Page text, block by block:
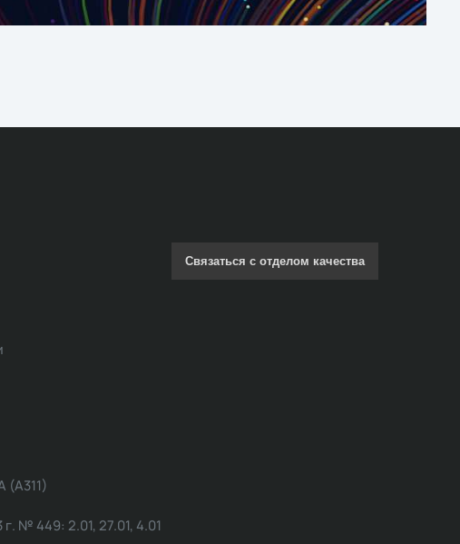
Связаться с отделом качества
(А311)
№ 449: 2.01, 27.01, 4.01